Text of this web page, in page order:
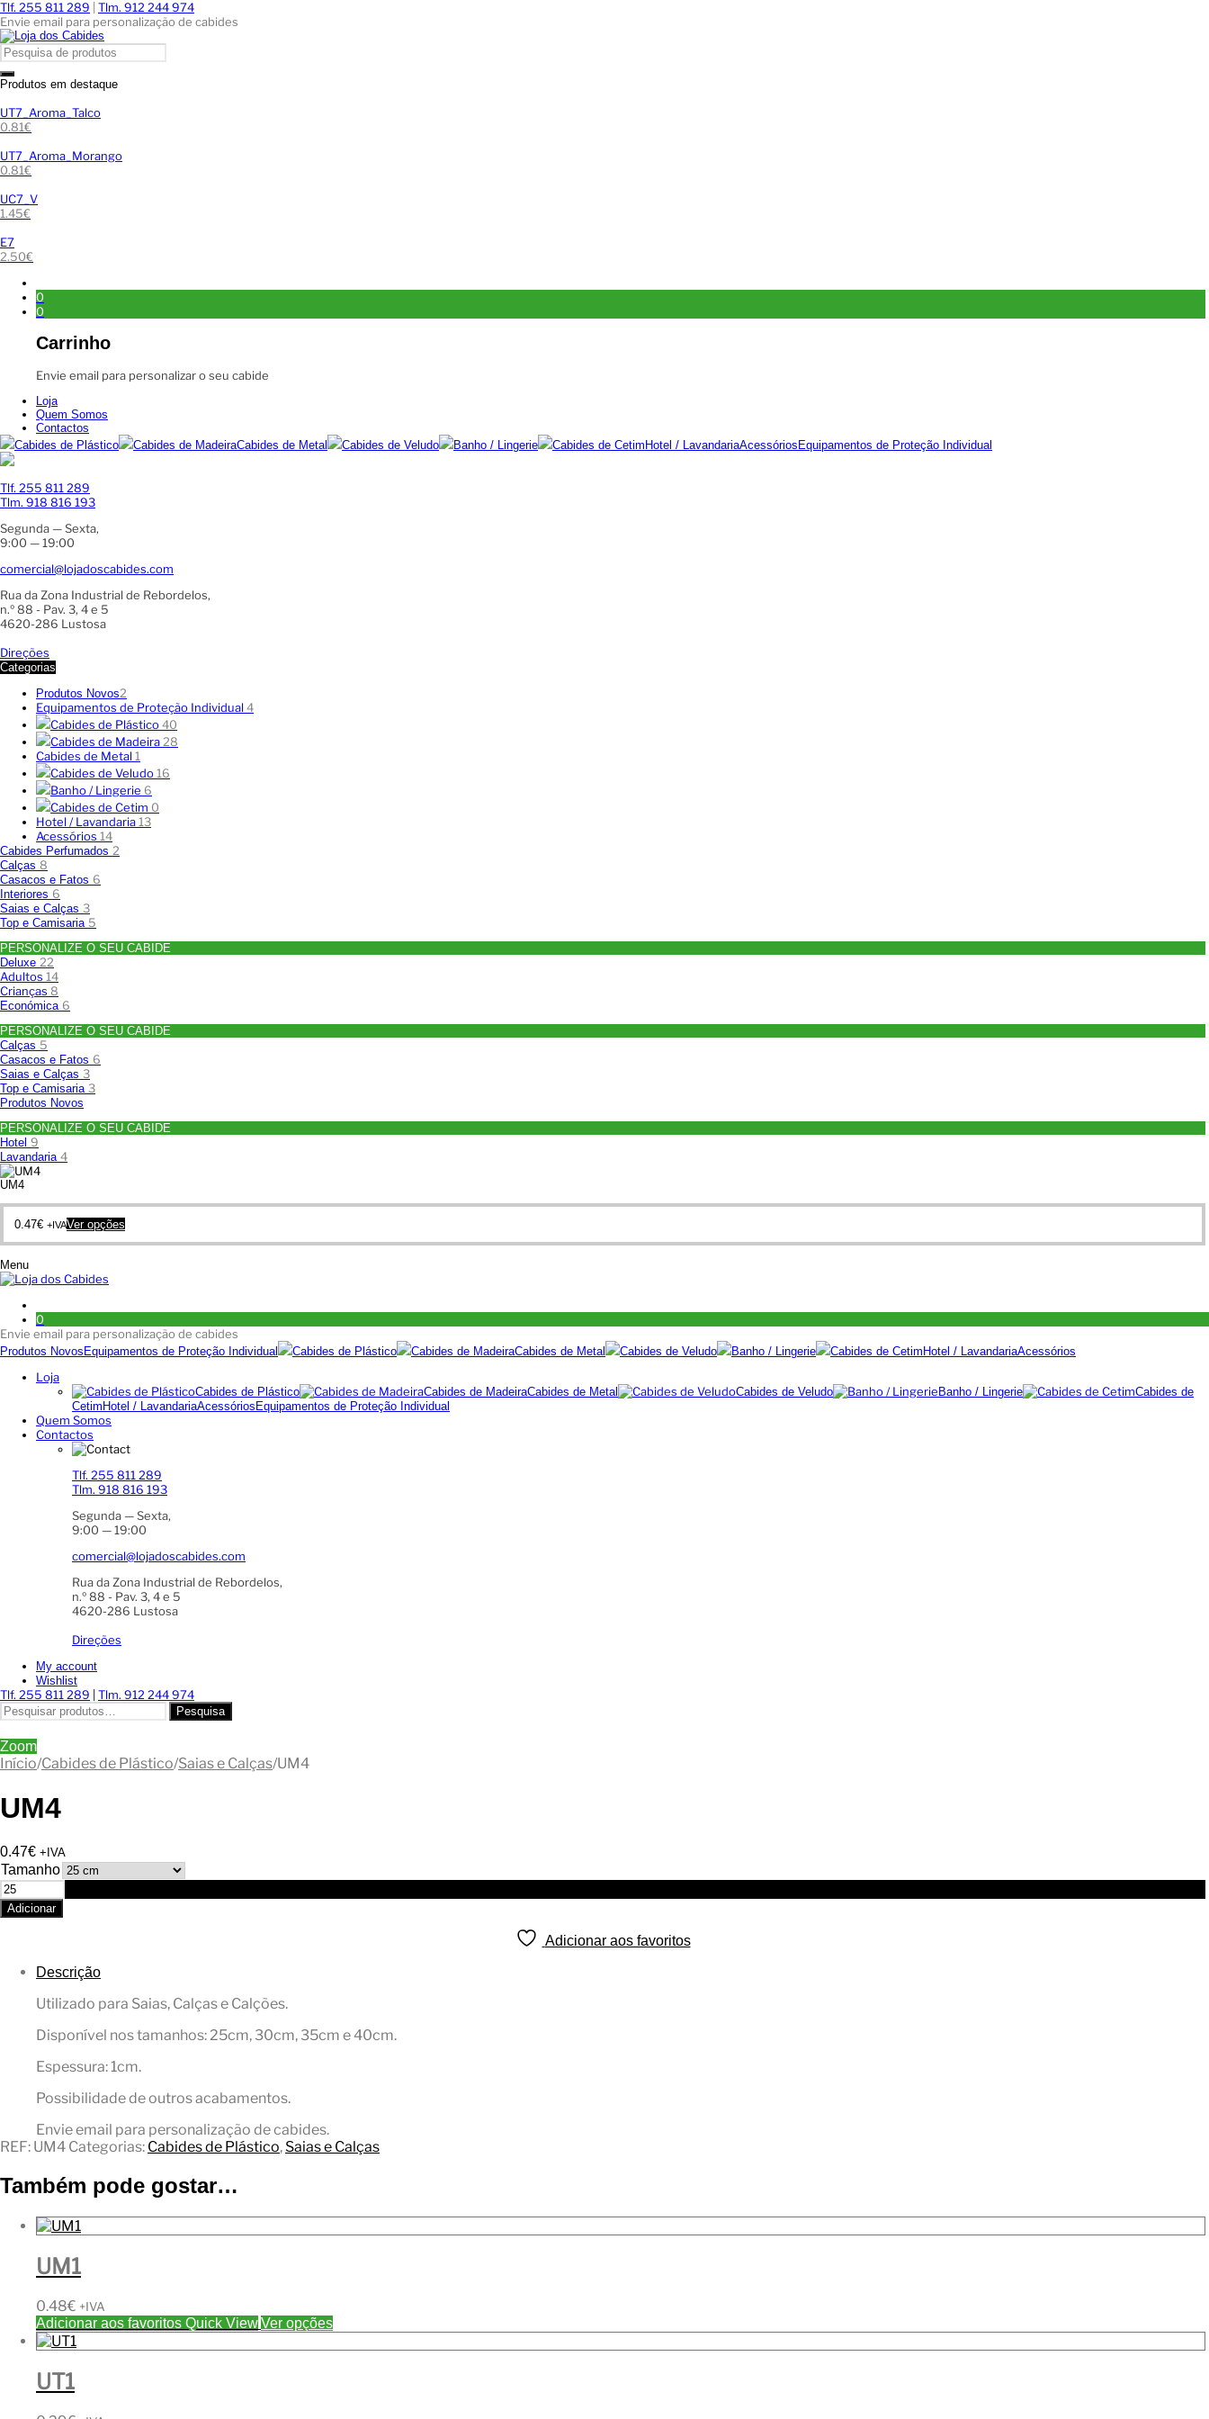
Tlf. 255 811 289
Tlm. 912 244 974
Envie email para personalização de cabides
Produtos em destaque
UT7_Aroma_Talco
0.81€
UT7_Aroma_Morango
0.81€
UC7_V
1.45€
E7
2.50€
0
0
Carrinho
Envie email para personalizar o seu cabide
Loja
Quem Somos
Contactos
Cabides de Plástico
Cabides de MadeiraCabides de Metal Cabides de Veludo Banho / Lingerie Cabides de Cetim Hotel / LavandariaAcessórios Equipamentos de Proteção Individual
Tlf. 255 811 289
Tlm. 918 816 193
Segunda — Sexta,
9:00 — 19:00
comercial@lojadoscabides.com
Rua da Zona Industrial de Rebordelos,
n.º 88 - Pav. 3, 4 e 5
4620-286 Lustosa
Direções
Categorias
Produtos Novos2
Equipamentos de Proteção Individual4
Cabides de Plástico40
Cabides de Madeira28
Cabides de Metal1
Cabides de Veludo16
Banho / Lingerie 6
Cabides de Cetim 0
Hotel / Lavandaria13
Acessórios 14
Cabides Perfumados 2
Calças 8
Casacos e Fatos 6
Interiores 6
Saias e Calças 3
Top e Camisaria 5
PERSONALIZE O SEU CABIDE
Deluxe 22
Adultos 14
Crianças 8
Económica 6
PERSONALIZE O SEU CABIDE
Calças 5
Casacos e Fatos 6
Saias e Calças 3
Top e Camisaria 3
Produtos Novos
PERSONALIZE O SEU CABIDE
Hotel 9
Lavandaria 4
UM4
0.47€ +IVAVer opções
be
chosen
on
product
page
Menu
0
Envie email para personalização de cabides
Produtos Novos Equipamentos de Proteção Individual Cabides de Plástico Cabides de MadeiraCabides de Metal Cabides de Veludo Banho / Lingerie Cabides de Cetim Hotel / LavandariaAcessórios
Loja
Cabides de Plástico Cabides de MadeiraCabides de Metal Cabides de Veludo Banho / Lingerie
Cabides de
Cetim Hotel / LavandariaAcessórios Equipamentos de Proteção Individual
Quem Somos
Contactos
Tlf. 255 811 289
Tlm. 918 816 193
Segunda — Sexta,
9:00 — 19:00
comercial@lojadoscabides.com
Rua da Zona Industrial de Rebordelos,
n.º 88 - Pav. 3, 4 e 5
4620-286 Lustosa
Direções
My account
Wishlist
Tlf. 255 811 289 Tlm. 912 244 974
Pesquisar
por:
Pesquisa
Zoom
Início/Cabides de Plástico/Saias e Calças/UM4
UM4
0.47€ +IVA
Tamanho
Quantidade
de
UM4
Adicionar
Adicionar aos favoritos
Descrição
Utilizado para Saias, Calças e Calções.
Disponível nos tamanhos: 25cm, 30cm, 35cm e 40cm.
Espessura: 1cm.
Possibilidade de outros acabamentos.
Envie email para personalização de cabides.
REF: UM4 Categorias: Cabides de Plástico, Saias e Calças
Também pode gostar…
UM1
0.48€ +IVA
Adicionar aos favoritos Quick ViewVer opçõesThis
has
UT1